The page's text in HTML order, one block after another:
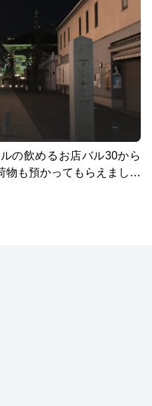
の飲めるお店バル30から
物も預かってもらえました
っていて飽きない楽しい